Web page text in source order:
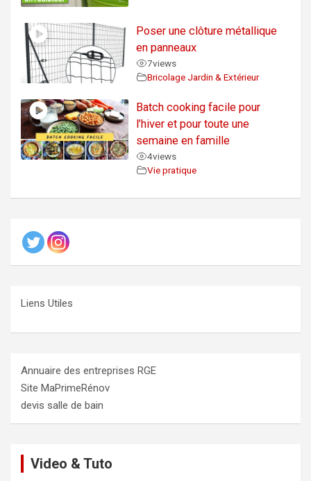
Poser une clôture métallique
en panneaux
7views
Bricolage Jardin & Extérieur
Batch cooking facile pour
l’hiver et pour toute une
semaine en famille
4views
Vie pratique
Liens Utiles
Annuaire des entreprises RGE
Site MaPrimeRénov
devis salle de bain
Video & Tuto